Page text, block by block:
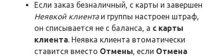
Если заказ безналичный, с карты и завершен
Неявкой клиентаи группы настроен штраф,
он списывается не с баланса, а с карты
клиента. Неявка клиента втоматически
ставится вместо Отмены, если Отмена